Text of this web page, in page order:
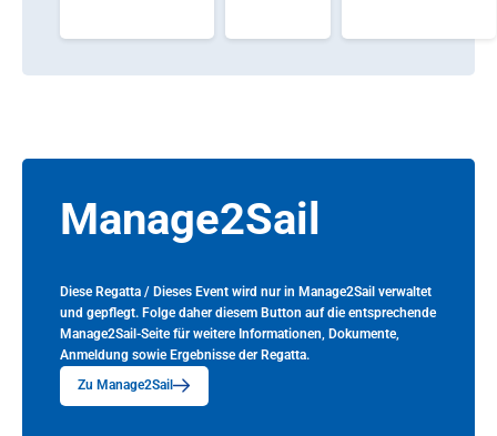
Manage2Sail
Diese Regatta / Dieses Event wird nur in Manage2Sail verwaltet
und gepflegt. Folge daher diesem Button auf die entsprechende
Manage2Sail-Seite für weitere Informationen, Dokumente,
Anmeldung sowie Ergebnisse der Regatta.
Zu Manage2Sail